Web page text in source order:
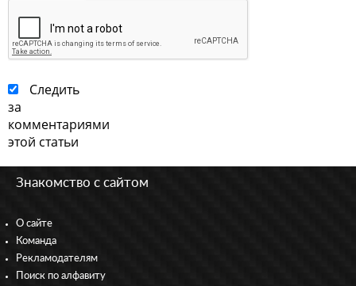
Следить
за
комментариями
этой статьи
Знакомство с сайтом
О сайте
Команда
Рекламодателям
Поиск по алфавиту